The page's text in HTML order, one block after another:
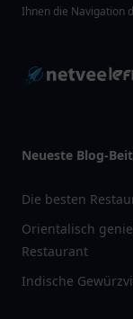
Ihnen die Navigation
Neueste Blog-
Die besten
Orientalisch
Restaurant
Indische